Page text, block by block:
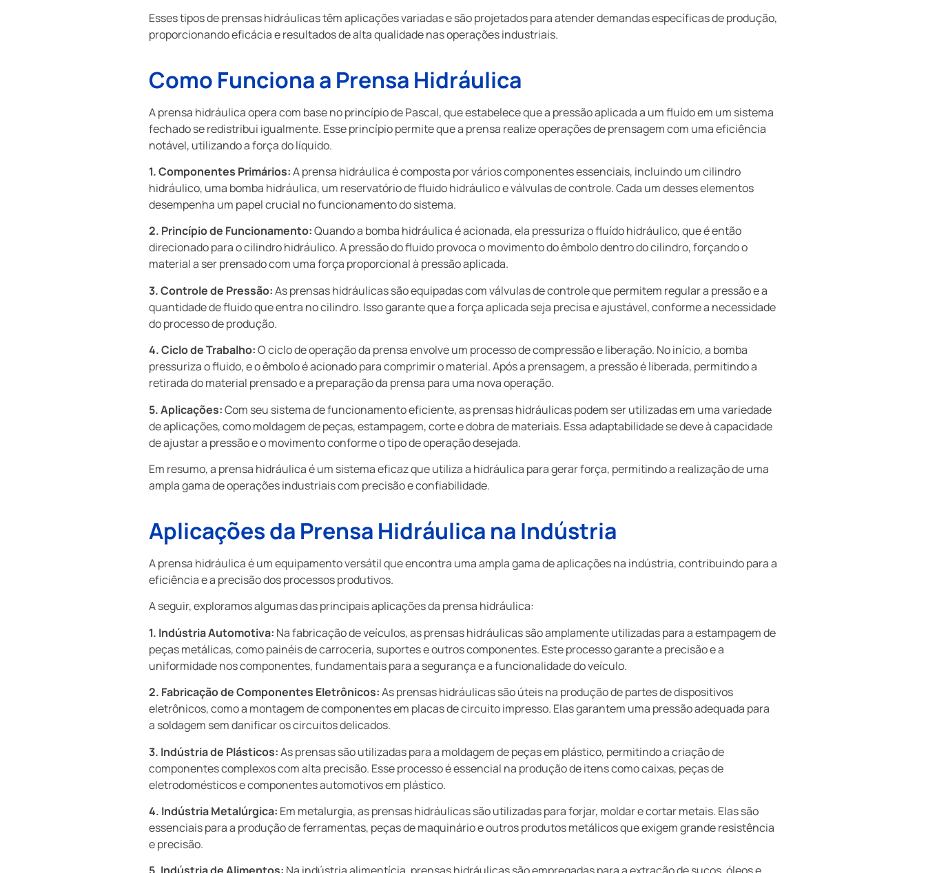
Esses tipos de prensas hidráulicas têm aplicações variadas e são projetados para atender demandas específicas de produção,
proporcionando eficácia e resultados de alta qualidade nas operações industriais.
Como Funciona a Prensa Hidráulica
A prensa hidráulica opera com base no princípio de Pascal, que estabelece que a pressão aplicada a um fluído em um sistema
fechado se redistribui igualmente. Esse princípio permite que a prensa realize operações de prensagem com uma eficiência
notável, utilizando a força do líquido.
1. Componentes Primários:A prensa hidráulica é composta por vários componentes essenciais, incluindo um cilindro
hidráulico, uma bomba hidráulica, um reservatório de fluido hidráulico e válvulas de controle. Cada um desses elementos
desempenha um papel crucial no funcionamento do sistema.
2. Princípio de Funcionamento:Quando a bomba hidráulica é acionada, ela pressuriza o fluído hidráulico, que é então
direcionado para o cilindro hidráulico. A pressão do fluido provoca o movimento do êmbolo dentro do cilindro, forçando o
material a ser prensado com uma força proporcional à pressão aplicada.
3. Controle de Pressão:As prensas hidráulicas são equipadas com válvulas de controle que permitem regular a pressão e a
quantidade de fluido que entra no cilindro. Isso garante que a força aplicada seja precisa e ajustável, conforme a necessidade
do processo de produção.
4. Ciclo de Trabalho:O ciclo de operação da prensa envolve um processo de compressão e liberação. No início, a bomba
pressuriza o fluido, e o êmbolo é acionado para comprimir o material. Após a prensagem, a pressão é liberada, permitindo a
retirada do material prensado e a preparação da prensa para uma nova operação.
5. Aplicações:Com seu sistema de funcionamento eficiente, as prensas hidráulicas podem ser utilizadas em uma variedade
de aplicações, como moldagem de peças, estampagem, corte e dobra de materiais. Essa adaptabilidade se deve à capacidade
de ajustar a pressão e o movimento conforme o tipo de operação desejada.
Em resumo, a prensa hidráulica é um sistema eficaz que utiliza a hidráulica para gerar força, permitindo a realização de uma
ampla gama de operações industriais com precisão e confiabilidade.
Aplicações da Prensa Hidráulica na Indústria
A prensa hidráulica é um equipamento versátil que encontra uma ampla gama de aplicações na indústria, contribuindo para a
eficiência e a precisão dos processos produtivos.
A seguir, exploramos algumas das principais aplicações da prensa hidráulica:
1. Indústria Automotiva: Na fabricação de veículos, as prensas hidráulicas são amplamente utilizadas para a estampagem de
peças metálicas, como painéis de carroceria, suportes e outros componentes. Este processo garante a precisão e a
uniformidade nos componentes, fundamentais para a segurança e a funcionalidade do veículo.
2. Fabricação de Componentes Eletrônicos:As prensas hidráulicas são úteis na produção de partes de dispositivos
eletrônicos, como a montagem de componentes em placas de circuito impresso. Elas garantem uma pressão adequada para
a soldagem sem danificar os circuitos delicados.
3. Indústria de Plásticos:As prensas são utilizadas para a moldagem de peças em plástico, permitindo a criação de
componentes complexos com alta precisão. Esse processo é essencial na produção de itens como caixas, peças de
eletrodomésticos e componentes automotivos em plástico.
4. Indústria Metalúrgica: Em metalurgia, as prensas hidráulicas são utilizadas para forjar, moldar e cortar metais. Elas são
essenciais para a produção de ferramentas, peças de maquinário e outros produtos metálicos que exigem grande resistência
e precisão.